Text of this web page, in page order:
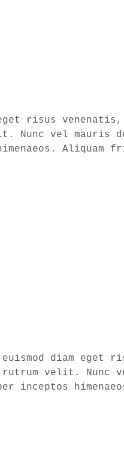
risus venenatis,
Nunc vel mauris
Aliquam
diam eget
velit. Nunc